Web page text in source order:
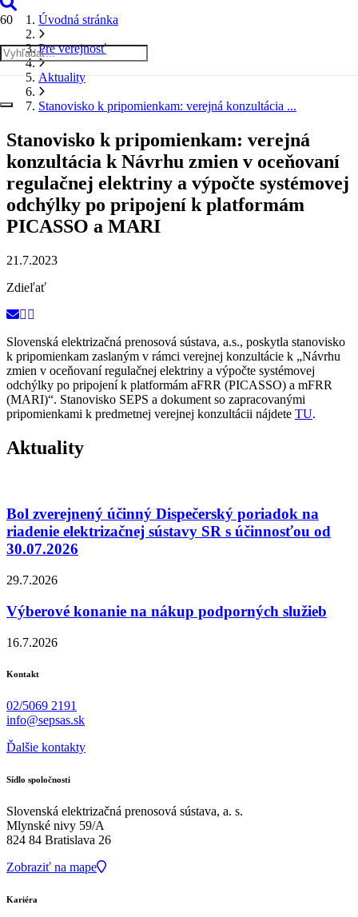
Úvodná stránka
Pre verejnosť
Aktuality
Stanovisko k pripomienkam: verejná konzultácia ...
Stanovisko k pripomienkam: verejná
konzultácia k Návrhu zmien v oceňovaní
regulačnej elektriny a výpočte systémovej
odchýlky po pripojení k platformám
PICASSO a MARI
21.7.2023
Zdieľať
Slovenská elektrizačná prenosová sústava, a.s., poskytla stanovisko
k pripomienkam zaslaným v rámci verejnej konzultácie k „Návrhu
zmien v oceňovaní regulačnej elektriny a výpočte systémovej
odchýlky po pripojení k platformám aFRR (PICASSO) a mFRR
(MARI)“. Stanovisko SEPS a dokument so zapracovanými
pripomienkami k predmetnej verejnej konzultácii nájdete TU.
Aktuality
Bol zverejnený účinný Dispečerský poriadok na
riadenie elektrizačnej sústavy SR s účinnosťou od
30.07.2026
29.7.2026
Výberové konanie na nákup podporných služieb
16.7.2026
Kontakt
02/5069 2191
info@sepsas.sk
Ďalšie kontakty
Sídlo spoločnosti
Slovenská elektrizačná prenosová sústava, a. s.
Mlynské nivy 59/A
824 84 Bratislava 26
Zobraziť na mape
Kariéra